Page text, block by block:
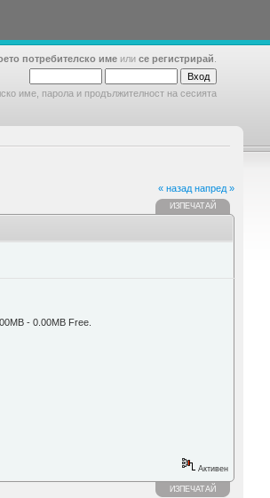
потребителско име или се регистрирай
име, парола и продължителност на сесията
« назад напред »
ИЗПЕЧАТАЙ
- 0.00MB Free.
Активен
ИЗПЕЧАТАЙ